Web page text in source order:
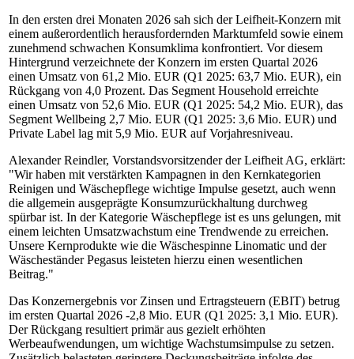
In den ersten drei Monaten 2026 sah sich der Leifheit-Konzern mit
einem außerordentlich herausfordernden Marktumfeld sowie einem
zunehmend schwachen Konsumklima konfrontiert. Vor diesem
Hintergrund verzeichnete der Konzern im ersten Quartal 2026
einen Umsatz von 61,2 Mio. EUR (Q1 2025: 63,7 Mio. EUR), ein
Rückgang von 4,0 Prozent. Das Segment Household erreichte
einen Umsatz von 52,6 Mio. EUR (Q1 2025: 54,2 Mio. EUR), das
Segment Wellbeing 2,7 Mio. EUR (Q1 2025: 3,6 Mio. EUR) und
Private Label lag mit 5,9 Mio. EUR auf Vorjahresniveau.
Alexander Reindler, Vorstandsvorsitzender der Leifheit AG, erklärt:
"Wir haben mit verstärkten Kampagnen in den Kernkategorien
Reinigen und Wäschepflege wichtige Impulse gesetzt, auch wenn
die allgemein ausgeprägte Konsumzurückhaltung durchweg
spürbar ist. In der Kategorie Wäschepflege ist es uns gelungen, mit
einem leichten Umsatzwachstum eine Trendwende zu erreichen.
Unsere Kernprodukte wie die Wäschespinne Linomatic und der
Wäscheständer Pegasus leisteten hierzu einen wesentlichen
Beitrag."
Das Konzernergebnis vor Zinsen und Ertragsteuern (EBIT) betrug
im ersten Quartal 2026 -2,8 Mio. EUR (Q1 2025: 3,1 Mio. EUR).
Der Rückgang resultiert primär aus gezielt erhöhten
Werbeaufwendungen, um wichtige Wachstumsimpulse zu setzen.